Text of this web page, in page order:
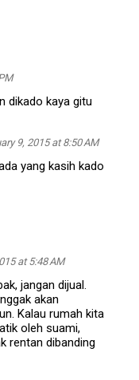
dikado kaya gitu
9, 2015 at 8:50 AM
yang kasih kado
at 5:48 AM
jangan dijual.
akan
Kalau rumah kita
oleh suami,
rentan dibanding